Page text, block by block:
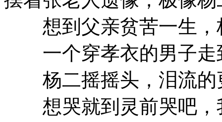
想到父亲贫苦一生，
一个穿孝衣的男子走
杨二摇摇头，泪流的
想哭就到灵前哭吧，